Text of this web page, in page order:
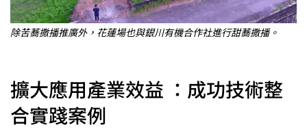
除苦蕎撒播推廣外，花蓮場也與銀川有機合作社進行甜蕎撒播。
擴大應用產業效益 ：成功技術整
合實踐案例